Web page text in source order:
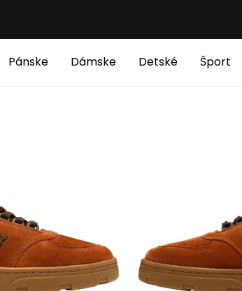
Pánske Dámske Detské Šport